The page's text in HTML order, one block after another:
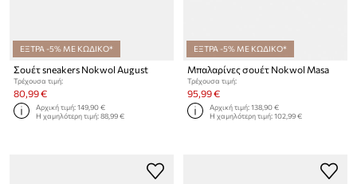
ΕΞΤΡΑ -5% ΜΕ ΚΩΔΙΚΟ*
Σουέτ sneakers Nokwol August
Τρέχουσα τιμή:
80,99 €
Αρχική τιμή:149,90 €
Η χαμηλότερη τιμή:88,99 €
ΕΞΤΡΑ -5% ΜΕ ΚΩΔΙΚΟ*
Μπαλαρίνες σουέτ Nokwol Masa
Τρέχουσα τιμή:
95,99 €
Αρχική τιμή:138,90 €
Η χαμηλότερη τιμή:102,99 €